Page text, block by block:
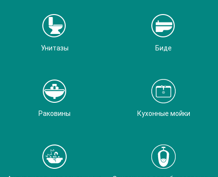
Унитазы Биде
Раковины Кухонные мойки